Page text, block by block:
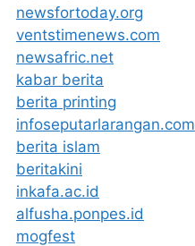
newsfortoday.org
ventstimenews.com
newsafric.net
kabar berita
berita printing
infoseputarlarangan.com
berita islam
beritakini
inkafa.ac.id
alfusha.ponpes.id
mogfest